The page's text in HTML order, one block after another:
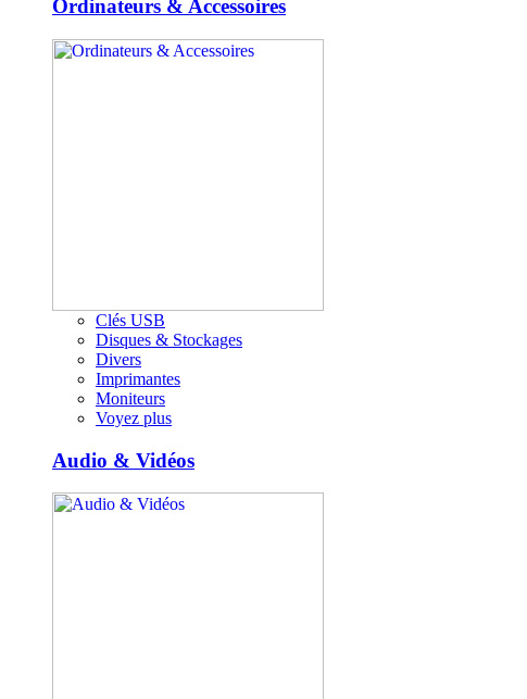
Ordinateurs & Accessoires
Clés USB
Disques & Stockages
Divers
Imprimantes
Moniteurs
Voyez plus
Audio & Vidéos